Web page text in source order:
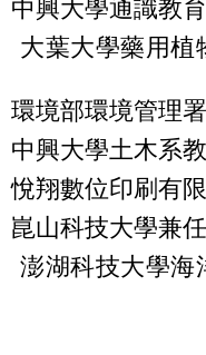
中興大學通識教
大葉大學藥用植
環境部環境管理
中興大學土木系
悅翔數位印刷有
崑山科技大學兼
澎湖科技大學海